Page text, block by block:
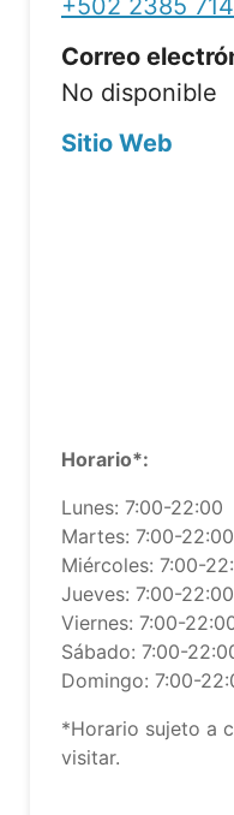
+502 2385
Correo
No disponible
Sitio Web
Horario*:
Lunes: 7:00-22:00
Martes: 7:00-22:00
Miércoles: 7:00-
Jueves: 7:00-22:00
Viernes: 7:00-
Sábado: 7:00-
Domingo: 7:00-
*Horario sujeto a
visitar.